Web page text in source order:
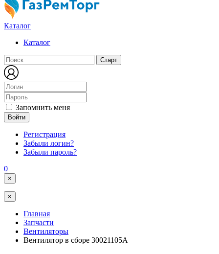
Каталог
Каталог
Запомнить меня
Войти
Регистрация
Забыли логин?
Забыли пароль?
0
×
×
Главная
Запчасти
Вентиляторы
Вентилятор в сборе 30021105A